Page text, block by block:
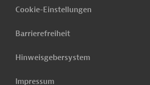
Cookie-Einstellungen
Barrierefreiheit
Hinweisgebersystem
Impressum